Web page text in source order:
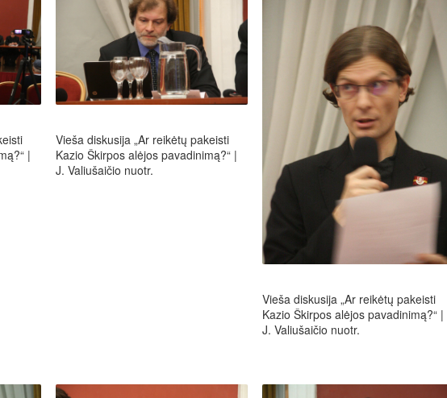
|
Vieša diskusija „Ar reikėtų pakeisti
Kazio Škirpos alėjos pavadinimą?“ |
J. Valiušaičio nuotr.
Vieša diskusija „Ar reikėtų pakeisti
Kazio Škirpos alėjos pavadinimą?“ |
J. Valiušaičio nuotr.